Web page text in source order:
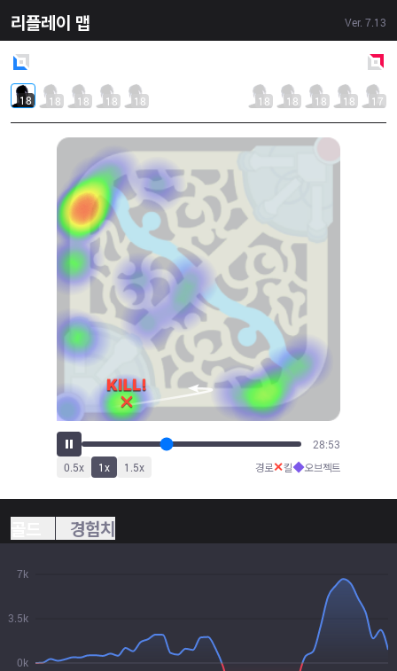
리플레이 맵 Ver. 7.13
18 18 18 18 18 18 18 18 18 17
32:20
0.5x 1x 1.5x 경로✕킬◆오브젝트
경험치
0k
3.5k
7k